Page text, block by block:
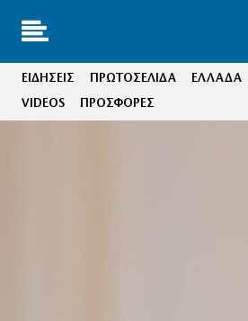
ΕΙΔΗΣΕΙΣ ΠΡΩΤΟΣΕΛΙΔΑ ΕΛΛΑΔΑ
VIDEOS
ΠΡΟΣΦΟΡΕΣ